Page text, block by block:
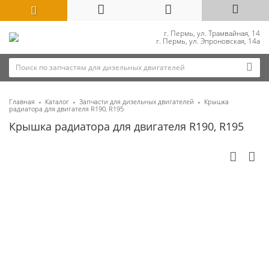
г. Пермь, ул. Трамвайная, 14
г. Пермь, ул. Эпроновская, 14а
Главная Каталог Запчасти для дизельных двигателей
Крышка
радиатора для двигателя R190, R195
Крышка радиатора для двигателя R190, R195